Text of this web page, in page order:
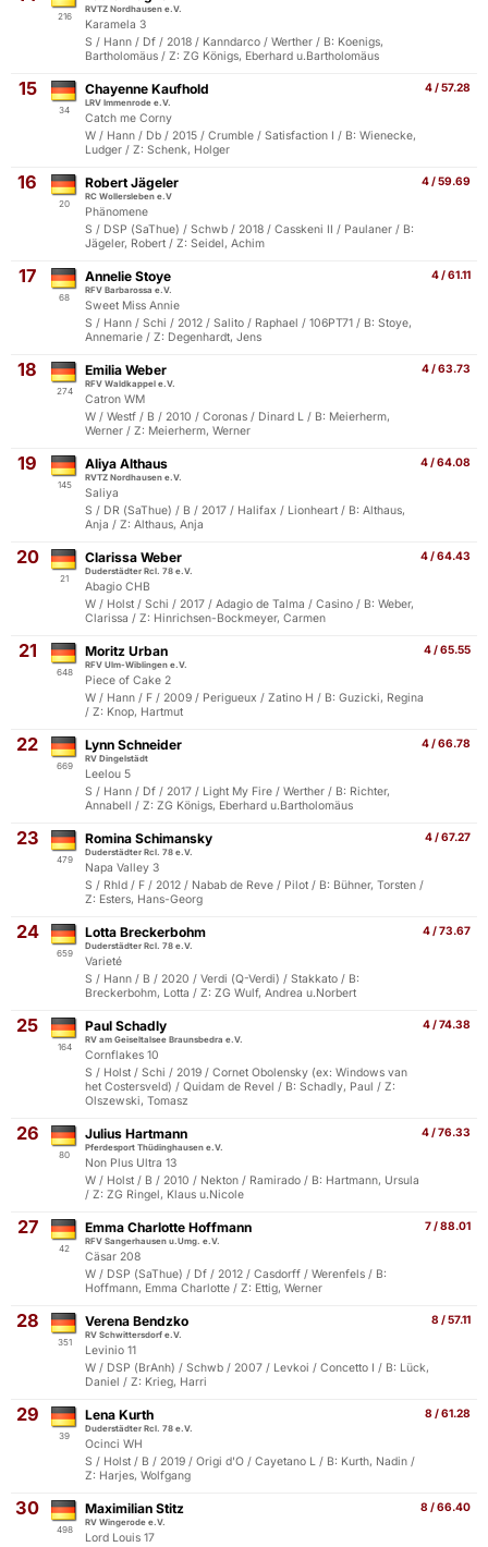
216
RVTZ Nordhausen e.V.
Karamela 3
S / Hann / Df / 2018 / Kanndarco / Werther / B: Koenigs,
Bartholomäus / Z: ZG Königs, Eberhard u.Bartholomäus
15
34
4 / 57.28
Chayenne Kaufhold
LRV Immenrode e.V.
Catch me Corny
W / Hann / Db / 2015 / Crumble / Satisfaction I / B: Wienecke,
Ludger / Z: Schenk, Holger
16
20
4 / 59.69
Robert Jägeler
RC Wollersleben e.V
Phänomene
S / DSP (SaThue) / Schwb / 2018 / Casskeni II / Paulaner / B:
Jägeler, Robert / Z: Seidel, Achim
17
68
4 / 61.11
Annelie Stoye
RFV Barbarossa e.V.
Sweet Miss Annie
S / Hann / Schi / 2012 / Salito / Raphael / 106PT71 / B: Stoye,
Annemarie / Z: Degenhardt, Jens
18
274
4 / 63.73
Emilia Weber
RFV Waldkappel e.V.
Catron WM
W / Westf / B / 2010 / Coronas / Dinard L / B: Meierherm,
Werner / Z: Meierherm, Werner
19
145
4 / 64.08
Aliya Althaus
RVTZ Nordhausen e.V.
Saliya
S / DR (SaThue) / B / 2017 / Halifax / Lionheart / B: Althaus,
Anja / Z: Althaus, Anja
20
21
4 / 64.43
Clarissa Weber
Duderstädter Rcl. 78 e.V.
Abagio CHB
W / Holst / Schi / 2017 / Adagio de Talma / Casino / B: Weber,
Clarissa / Z: Hinrichsen-Bockmeyer, Carmen
21
648
4 / 65.55
Moritz Urban
RFV Ulm-Wiblingen e.V.
Piece of Cake 2
W / Hann / F / 2009 / Perigueux / Zatino H / B: Guzicki, Regina
/ Z: Knop, Hartmut
22
669
4 / 66.78
Lynn Schneider
RV Dingelstädt
Leelou 5
S / Hann / Df / 2017 / Light My Fire / Werther / B: Richter,
Annabell / Z: ZG Königs, Eberhard u.Bartholomäus
23
479
4 / 67.27
Romina Schimansky
Duderstädter Rcl. 78 e.V.
Napa Valley 3
S / Rhld / F / 2012 / Nabab de Reve / Pilot / B: Bühner, Torsten /
Z: Esters, Hans-Georg
24
659
4 / 73.67
Lotta Breckerbohm
Duderstädter Rcl. 78 e.V.
Varieté
S / Hann / B / 2020 / Verdi (Q-Verdi) / Stakkato / B:
Breckerbohm, Lotta / Z: ZG Wulf, Andrea u.Norbert
25
164
4 / 74.38
Paul Schadly
RV am Geiseltalsee Braunsbedra e.V.
Cornflakes 10
S / Holst / Schi / 2019 / Cornet Obolensky (ex: Windows van
het Costersveld) / Quidam de Revel / B: Schadly, Paul / Z:
Olszewski, Tomasz
26
80
4 / 76.33
Julius Hartmann
Pferdesport Thüdinghausen e.V.
Non Plus Ultra 13
W / Holst / B / 2010 / Nekton / Ramirado / B: Hartmann, Ursula
/ Z: ZG Ringel, Klaus u.Nicole
27
42
7 / 88.01
Emma Charlotte Hoffmann
RFV Sangerhausen u.Umg. e.V.
Cäsar 208
W / DSP (SaThue) / Df / 2012 / Casdorff / Werenfels / B:
Hoffmann, Emma Charlotte / Z: Ettig, Werner
28
351
8 / 57.11
Verena Bendzko
RV Schwittersdorf e.V.
Levinio 11
W / DSP (BrAnh) / Schwb / 2007 / Levkoi / Concetto I / B: Lück,
Daniel / Z: Krieg, Harri
29
39
8 / 61.28
Lena Kurth
Duderstädter Rcl. 78 e.V.
Ocinci WH
S / Holst / B / 2019 / Origi d'O / Cayetano L / B: Kurth, Nadin /
Z: Harjes, Wolfgang
30
498
8 / 66.40
Maximilian Stitz
RV Wingerode e.V.
Lord Louis 17